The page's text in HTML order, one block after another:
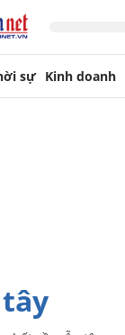
sự Kinh doanh
tây